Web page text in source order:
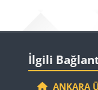
Bloklar
İlgili
ANKARA